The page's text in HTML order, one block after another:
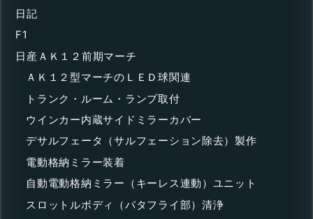
日記
F1
日産ＡＫ１２前期マーチ
ＡＫ１２型マーチのＬＥＤ球関連
トランク・ルーム・ランプ取付
ウインカー内蔵サイドミラーカバー
デサルフェータ（サルフェーション除去）製作
電動格納ミラー装着
自動電動格納ミラー（キーレス連動）ユニット
スロットルボディ（バタフライ部）清浄